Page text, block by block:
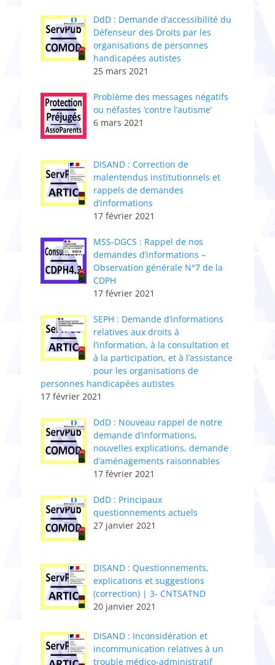
DdD : Demande d’accessibilité du
Défenseur des Droits par les
organisations de personnes
handicapées autistes
25 mars 2021
Problème des messages négatifs
ou néfastes ‘contre l’autisme’
6 mars 2021
DISAND : Correction de
malentendus institutionnels et
rappels de demandes
d’informations
17 février 2021
MSS-DGCS : Rappel de nos
demandes d’informations –
Observation générale N°7 de la
CDPH
17 février 2021
SEPH : Demande d’informations
relatives aux droits à
l’information, à la consultation et
à la participation, et à l’assistance
pour les organisations de
personnes handicapées autistes
17 février 2021
DdD : Nouveau rappel de notre
demande d’informations,
nouvelles explications, demande
d’aménagements raisonnables
17 février 2021
DdD : Principaux
questionnements actuels
27 janvier 2021
DISAND : Questionnements,
explications et suggestions
(correction) | 3- CNTSATND
20 janvier 2021
DISAND : Inconsidération et
incommunication relatives à un
trouble médico-administratif